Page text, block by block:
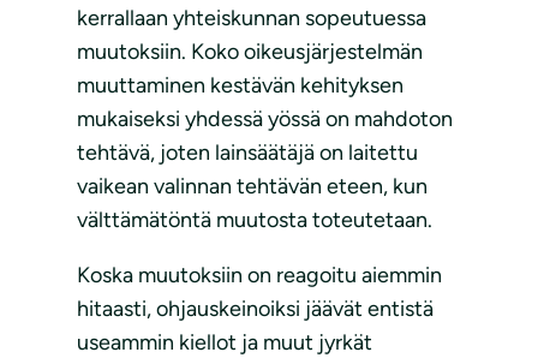
kerrallaan yhteiskunnan sopeutuessa
muutoksiin. Koko oikeusjärjestelmän
muuttaminen kestävän kehityksen
mukaiseksi yhdessä yössä on mahdoton
tehtävä, joten lainsäätäjä on laitettu
vaikean valinnan tehtävän eteen, kun
välttämätöntä muutosta toteutetaan.
Koska muutoksiin on reagoitu aiemmin
hitaasti, ohjauskeinoiksi jäävät entistä
useammin kiellot ja muut jyrkät